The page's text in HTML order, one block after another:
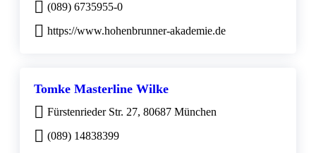
(089) 6735955-0
https://www.hohenbrunner-akademie.de
Tomke Masterline Wilke
Fürstenrieder Str. 27, 80687 München
(089) 14838399